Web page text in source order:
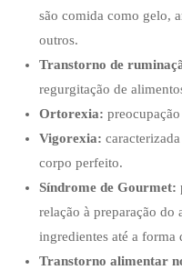
são comida como gelo,
outros.
Transtorno de
regurgitação de
Ortorexia:
Vigorexia:
corpo perfeito.
Síndrome de Gourmet:
relação à preparação do
ingredientes até a forma
Transtorno alimentar